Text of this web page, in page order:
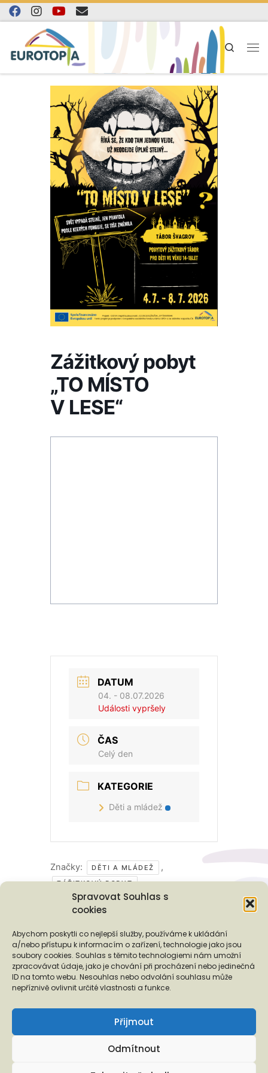
Spravovat Souhlas s
cookies
Abychom poskytli co nejlepší služby, používáme k ukládání
a/nebo přístupu k informacím o zařízení, technologie jako jsou
soubory cookies. Souhlas s těmito technologiemi nám umožní
zpracovávat údaje, jako je chování při procházení nebo jedinečná
ID na tomto webu. Nesouhlas nebo odvolání souhlasu může
nepříznivě ovlivnit určité vlastnosti a funkce.
Přijmout
Odmítnout
Skip to content
Search
Zážitkový pobyt
„TO MÍSTO
V LESE“
DATUM
04. - 08.07.2026
Události vypršely
ČAS
Celý den
KATEGORIE
Děti a mládež
Značky: DĚTI A MLÁDEŽ ,
ZÁŽITKOVÝ POBYT
Podporují nás...
❬ ❭